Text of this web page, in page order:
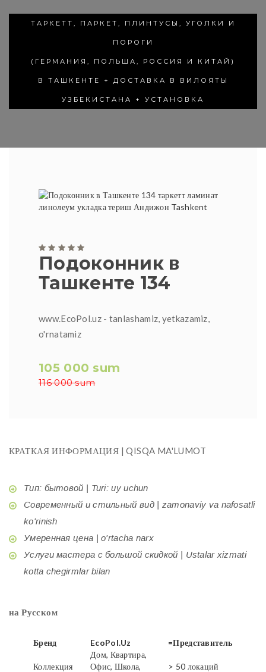
ТАРКЕТТ, ПАРКЕТ, ПЛИНТУСЫ, УГОЛКИ И
ПОРОГИ
(ГЕРМАНИЯ, ПОЛЬША, РОССИЯ И КИТАЙ)
В ТАШКЕНТЕ + ДОСТАВКА В ВИЛОЯТЫ
УЗБЕКИСТАНА + УСТАНОВКА
Подоконник в
Ташкенте 134
www.EcoPol.uz - tanlashamiz, yetkazamiz,
o'rnatamiz
105 000 sum
116 000 sum
КРАТКАЯ ИНФОРМАЦИЯ | QISQA MA'LUMOT
Тип: бытовой | Turi: uy uchun
Современный и стильный вид | zamonaviy va nafosatli
ko'rinish
Умеренная цена | o'rtacha narx
Услуги мастера с большой скидкой | Ustalar xizmati
kotta chegirmlar bilan
на Русском
Бренд EcoPol.Uz =Представитель
Коллекция
Дом, Квартира,
Офис, Школа,
> 50 локаций